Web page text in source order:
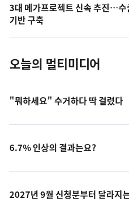
사
진
3대 메가프로젝트 신속 추진…수
기반 구축
오늘의 멀티미디어
"뭐하세요" 수거하다 딱 걸렸다
6.7% 인상의 결과는요?
2027년 9월 신청분부터 달라지